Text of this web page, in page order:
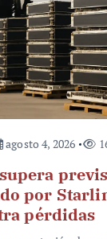
agosto 4, 2026
por
pérdidas